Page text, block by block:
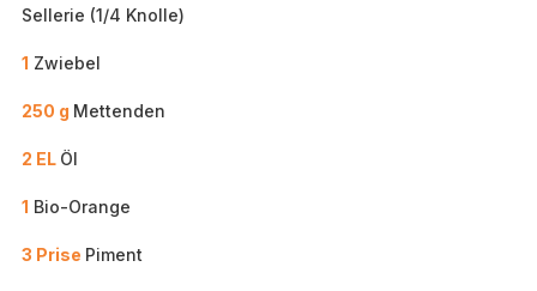
Sellerie (1/4 Knolle)
1 Zwiebel
250 g Mettenden
2 EL Öl
1 Bio-Orange
3 Prise Piment